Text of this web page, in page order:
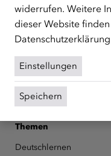
Über den ÖIF
Der Österreichische
Presse
Informationen erhalten
Karriere
Themen
Deutschlernen
widerrufen. Weitere
dieser Website
Datenschutzerklärung
Einstellungen
Speichern